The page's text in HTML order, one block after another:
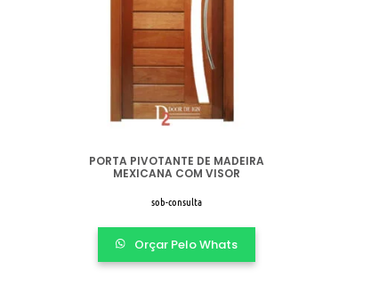
PORTA PIVOTANTE DE MADEIRA
MEXICANA COM VISOR
sob-consulta
Orçar Pelo Whats